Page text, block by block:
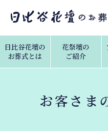
日比谷花壇の
お葬式とは
花祭壇の
ご紹介
お客さま